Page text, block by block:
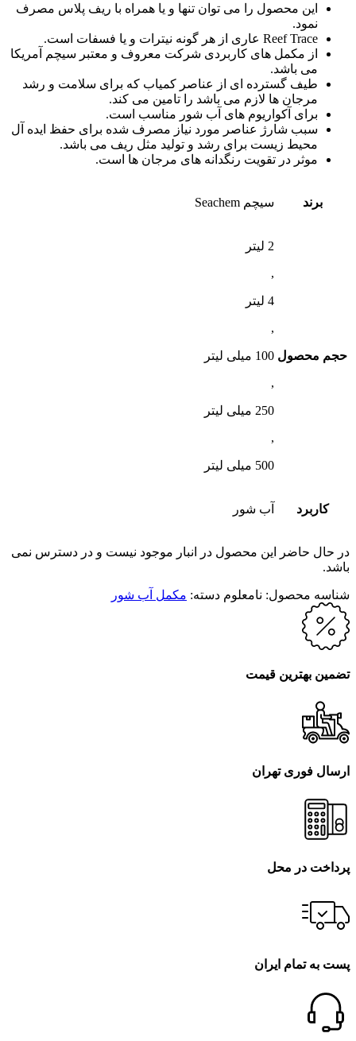
این محصول را می توان تنها و یا همراه با ریف پلاس مصرف
نمود.
Reef Trace عاری از هر گونه نیترات و یا فسفات است.
از مکمل های کاربردی شرکت معروف و معتبر سیچم آمریکا
می باشد.
طیف گسترده ای از عناصر کمیاب که برای سلامت و رشد
مرجان ها لازم می باشد را تامین می کند.
برای آکواریوم های آب شور مناسب است.
سبب شارژ عناصر مورد نیاز مصرف شده برای حفظ ایده آل
محیط زیست برای رشد و تولید مثل ریف می باشد.
موثر در تقویت رنگدانه های مرجان ها است.
برند سیچم Seachem
حجم محصول
2 لیتر
,
4 لیتر
,
100 میلی لیتر
,
250 میلی لیتر
,
500 میلی لیتر
کاربرد آب شور
در حال حاضر این محصول در انبار موجود نیست و در دسترس نمی
باشد.
شناسه محصول: نامعلوم دسته: مکمل آب شور
تضمین بهترین قیمت
ارسال فوری تهران
پرداخت در محل
پست به تمام ایران